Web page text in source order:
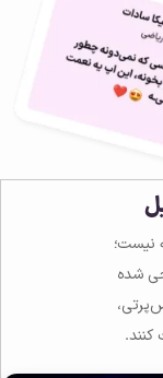
نیست؛
شده
کنند.